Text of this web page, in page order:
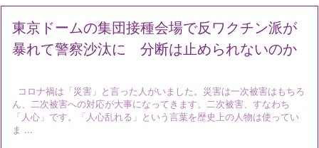
東京ドームの集団接種会場で反ワクチン派が
暴れて警察沙汰に 分断は止められないのか
コロナ禍は「災害」と言った人がいました。災害は一次被害はもちろ
ん、二次被害への対応が大事になってきます。二次被害、すなわち
「人心」です。「人心乱れる」という言葉を歴史上の人物は使ってい
ま ...